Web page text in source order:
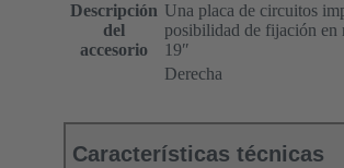
Descripción
del
accesorio
Una placa de circuitos
posibilidad de fijación en
19ʺ
Derecha
Características técnicas